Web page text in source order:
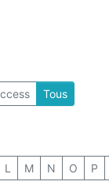
Tous
L M N O P